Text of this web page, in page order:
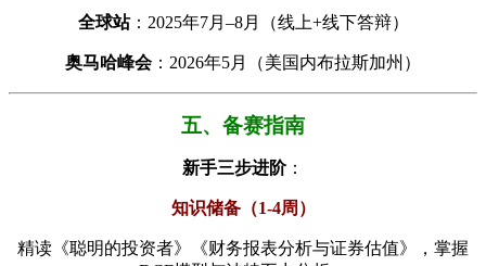
​全球站​​：2025年7月–8月（线上+线下答辩）
​奥马哈峰会​​：2026年5月（美国内布拉斯加州）
五、备赛指南
​新手三步进阶​ ​：
​知识储备（1-4周）​
精读《聪明的投资者》《财务报表分析与证券估值》，掌握